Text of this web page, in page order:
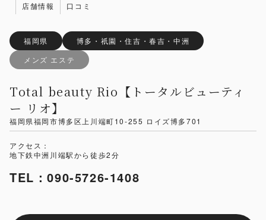
店舗情報
口コミ
福岡県
博多・祇園・住吉・春吉・中洲
メンズ エステ
Total beauty Rio【トータルビューティ
ー リオ】
福岡県福岡市博多区上川端町10-255 ロイズ博多701
アクセス：
地下鉄中洲川端駅から徒歩2分
TEL：090-5726-1408